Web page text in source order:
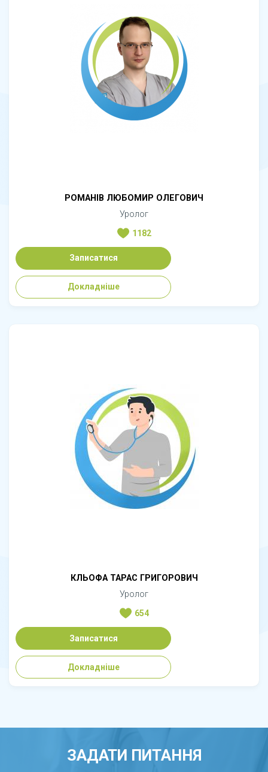
РОМАНІВ ЛЮБОМИР ОЛЕГОВИЧ
Уролог
1182
Записатися
Докладніше
КЛЬОФА ТАРАС ГРИГОРОВИЧ
Уролог
654
Записатися
Докладніше
ЗАДАТИ ПИТАННЯ